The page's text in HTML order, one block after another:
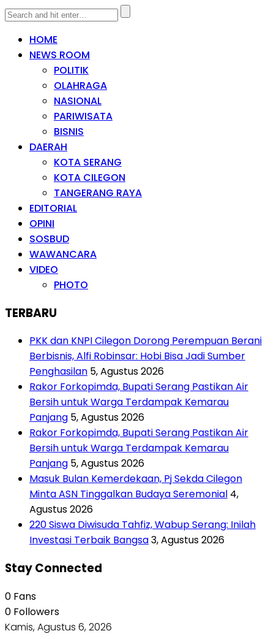
HOME
NEWS ROOM
POLITIK
OLAHRAGA
NASIONAL
PARIWISATA
BISNIS
DAERAH
KOTA SERANG
KOTA CILEGON
TANGERANG RAYA
EDITORIAL
OPINI
SOSBUD
WAWANCARA
VIDEO
PHOTO
TERBARU
PKK dan KNPI Cilegon Dorong Perempuan Berani
Berbisnis, Alfi Robinsar: Hobi Bisa Jadi Sumber
Penghasilan 5, Agustus 2026
Rakor Forkopimda, Bupati Serang Pastikan Air
Bersih untuk Warga Terdampak Kemarau
Panjang 5, Agustus 2026
Rakor Forkopimda, Bupati Serang Pastikan Air
Bersih untuk Warga Terdampak Kemarau
Panjang 5, Agustus 2026
Masuk Bulan Kemerdekaan, Pj Sekda Cilegon
Minta ASN Tinggalkan Budaya Seremonial 4,
Agustus 2026
220 Siswa Diwisuda Tahfiz, Wabup Serang: Inilah
Investasi Terbaik Bangsa3, Agustus 2026
Stay Connected
0 Fans
0 Followers
Kamis, Agustus 6, 2026